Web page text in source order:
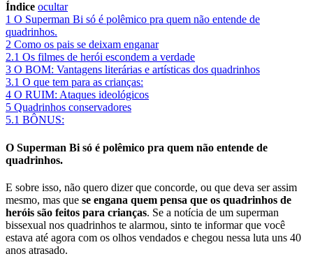
Índice ocultar
1 O Superman Bi só é polêmico pra quem não entende de
quadrinhos.
2 Como os pais se deixam enganar
2.1 Os filmes de herói escondem a verdade
3 O BOM: Vantagens literárias e artísticas dos quadrinhos
3.1 O que tem para as crianças:
4 O RUIM: Ataques ideológicos
5 Quadrinhos conservadores
5.1 BÔNUS:
O Superman Bi só é polêmico pra quem não entende de
quadrinhos.
E sobre isso, não quero dizer que concorde, ou que deva ser assim
mesmo, mas que se engana quem pensa que os quadrinhos de
heróis são feitos para crianças. Se a notícia de um superman
bissexual nos quadrinhos te alarmou, sinto te informar que você
estava até agora com os olhos vendados e chegou nessa luta uns 40
anos atrasado.